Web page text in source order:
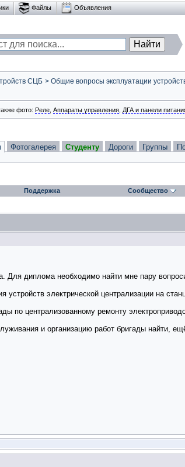
Файлы Объявления
СЦБ > Общие вопросы эксплуатации
фото: Реле Аппараты управления ДГА и панели
Фотогалерея Студенту Дороги Группы
Поддержка Сообщество
Для диплома необходимо найти мне пару
устройств электрической централизации на
по централизованному ремонту
и организацию работ бригады найти,